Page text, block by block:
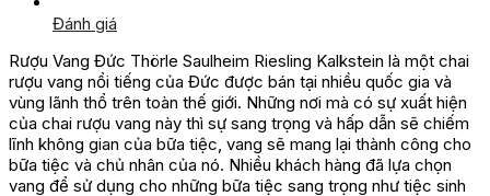
Đánh giá
Rượu Vang Đức Thörle Saulheim Riesling Kalkstein là một chai
rượu vang nổi tiếng của Đức được bán tại nhiều quốc gia và
vùng lãnh thổ trên toàn thế giới. Những nơi mà có sự xuất hiện
của chai rượu vang này thì sự sang trọng và hấp dẫn sẽ chiếm
lĩnh không gian của bữa tiệc, vang sẽ mang lại thành công cho
bữa tiệc và chủ nhân của nó. Nhiều khách hàng đã lựa chọn
vang để sử dụng cho những bữa tiệc sang trọng như tiệc sinh